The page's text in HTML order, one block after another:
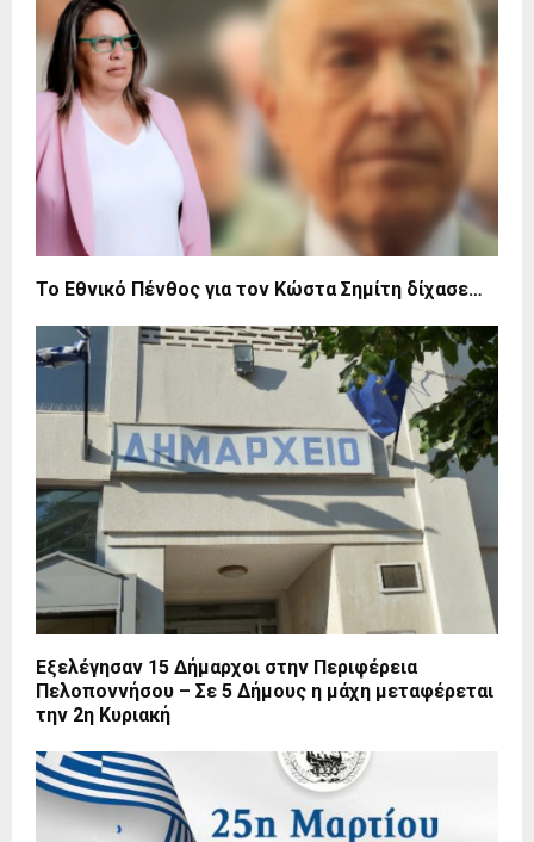
Το Εθνικό Πένθος για τον Κώστα Σημίτη δίχασε…
Εξελέγησαν 15 Δήμαρχοι στην Περιφέρεια
Πελοποννήσου – Σε 5 Δήμους η μάχη μεταφέρεται
την 2η Κυριακή